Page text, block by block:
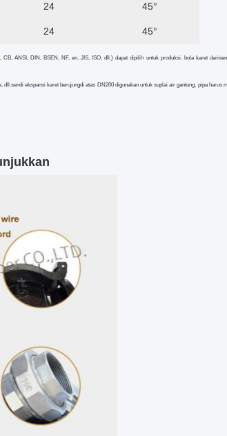
24 45°
24 45°
CB, ANSI, DIN, BSEN, NF, en, JIS, ISO, dll.) dapat dipilih untuk produksi. bola karet dari
dll.sendi ekspansi karet berujungdi atas DN200 digunakan untuk suplai air gantung, pipa harus